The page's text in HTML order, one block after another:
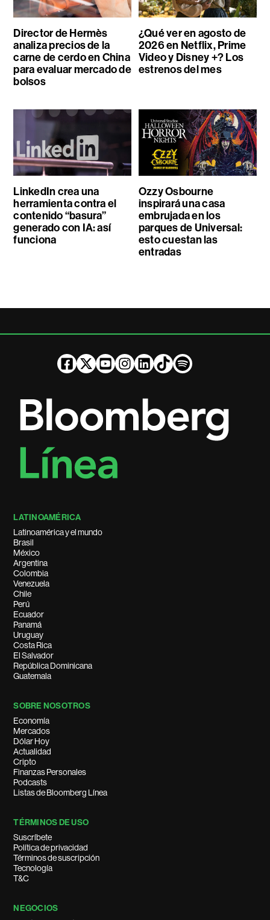
Director de Hermès
analiza precios de la
carne de cerdo en China
para evaluar mercado de
bolsos
¿Qué ver en agosto de
2026 en Netflix, Prime
Video y Disney +? Los
estrenos del mes
LinkedIn crea una
herramienta contra el
contenido “basura”
generado con IA: así
funciona
Ozzy Osbourne
inspirará una casa
embrujada en los
parques de Universal:
esto cuestan las
entradas
LATINOAMÉRICA
Latinoamérica y el mundo
Brasil
México
Argentina
Colombia
Venezuela
Chile
Perú
Ecuador
Panamá
Uruguay
Costa Rica
El Salvador
República Dominicana
Guatemala
SOBRE NOSOTROS
Economía
Mercados
Dólar Hoy
Actualidad
Cripto
Finanzas Personales
Podcasts
Listas de Bloomberg Línea
TÉRMINOS DE USO
Suscríbete
Política de privacidad
Términos de suscripción
Tecnología
T&C
NEGOCIOS